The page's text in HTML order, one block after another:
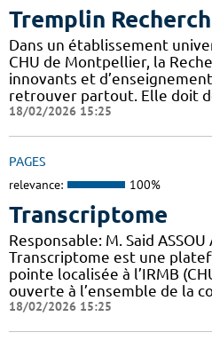
Tremplin
Dans un établissement
CHU de Montpellier, la
innovants et
retrouver partout. Elle doit
18/02/2026 15:25
PAGES
relevance: 100%
Transcriptome
Responsable: M. Said
Transcriptome est une
pointe localisée à l’IRMB
ouverte à l’ensemble de la
18/02/2026 15:25